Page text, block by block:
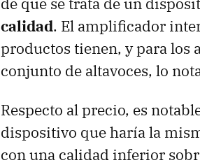
calidad. El amplificador
productos tienen, y para los
conjunto de altavoces, lo
Respecto al precio, es
dispositivo que haría la
con una calidad inferior